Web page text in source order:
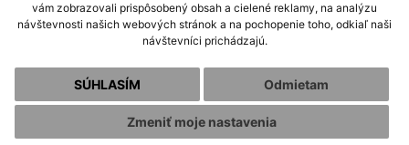
vám zobrazovali prispôsobený obsah a cielené reklamy, na analýzu
návštevnosti našich webových stránok a na pochopenie toho, odkiaľ naši
návštevníci prichádzajú.
SÚHLASÍM Odmietam
Zmeniť moje nastavenia